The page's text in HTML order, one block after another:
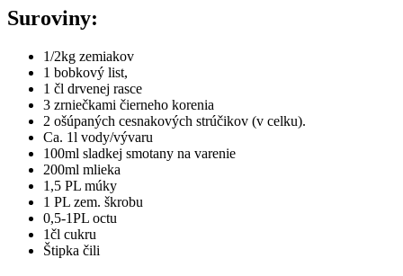
Suroviny:
1/2kg zemiakov
1 bobkový list,
1 čl drvenej rasce
3 zrniečkami čierneho korenia
2 ošúpaných cesnakových strúčikov (v celku).
Ca. 1l vody/vývaru
100ml sladkej smotany na varenie
200ml mlieka
1,5 PL múky
1 PL zem. škrobu
0,5-1PL octu
1čl cukru
Štipka čili